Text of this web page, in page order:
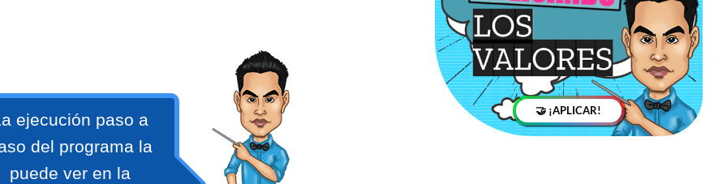
ejecución paso a
del programa la
puede ver en la
🤝 ¡APLICAR!